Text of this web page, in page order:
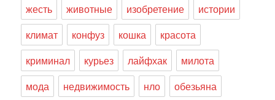
жесть животные изобретение
истории
климат
конфуз кошка
красота
криминал
курьез лайфхак
милота
мода
недвижимость нло
обезьяна